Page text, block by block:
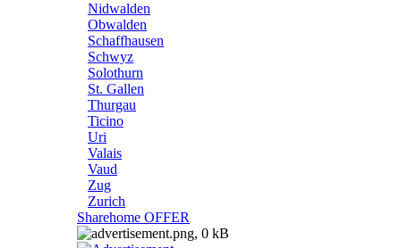
Nidwalden
Obwalden
Schaffhausen
Schwyz
Solothurn
St. Gallen
Thurgau
Ticino
Uri
Valais
Vaud
Zug
Zurich
Sharehome OFFER